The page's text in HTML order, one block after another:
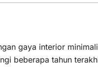
gaya interior
beberapa tahun